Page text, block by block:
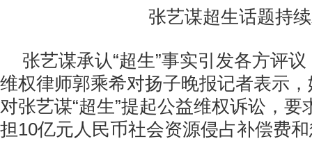
张艺谋超生话题持续
张艺谋承认“超生”事实引发各方评
维权律师郭乘希对扬子晚报记者表示
对张艺谋“超生”提起公益维权诉讼，要
担10亿元人民币社会资源侵占补偿费